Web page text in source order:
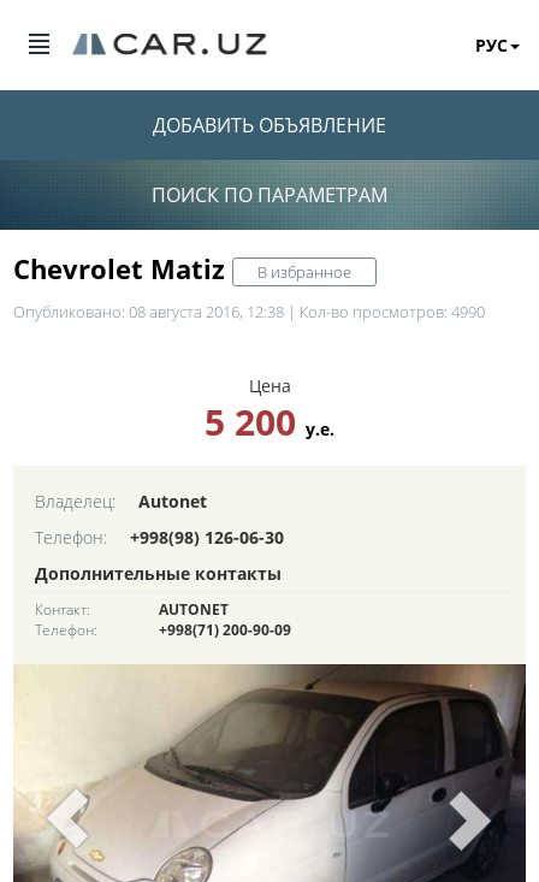
РУС
ДОБАВИТЬ ОБЪЯВЛЕНИЕ
ПОИСК ПО ПАРАМЕТРАМ
Chevrolet Matiz
В избранное
Опубликовано: 08 августа 2016, 12:38 | Кол-во просмотров: 4990
Цена
5 200 у.е.
Владелец:
Autonet
Телефон:
+998(98) 126-06-30
Дополнительные контакты
Контакт:
AUTONET
Телефон:
+998(71) 200-90-09